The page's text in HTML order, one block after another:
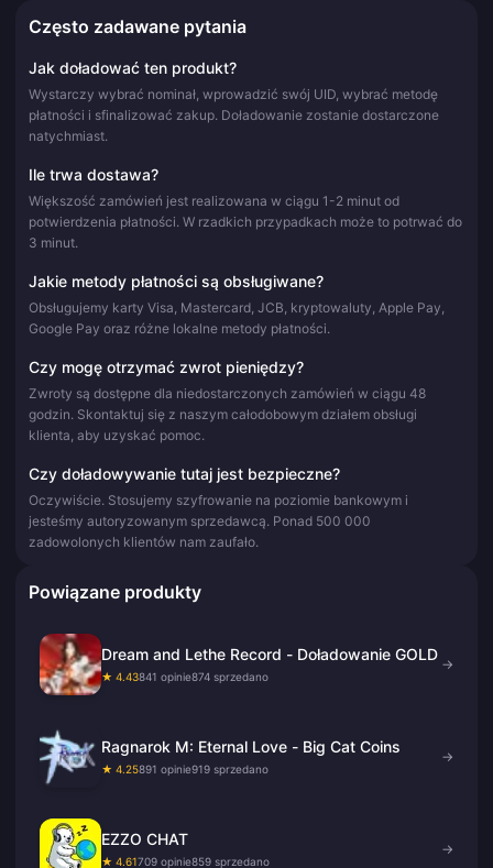
Często zadawane pytania
Jak doładować ten produkt?
Wystarczy wybrać nominał, wprowadzić swój UID, wybrać metodę
płatności i sfinalizować zakup. Doładowanie zostanie dostarczone
natychmiast.
Ile trwa dostawa?
Większość zamówień jest realizowana w ciągu 1-2 minut od
potwierdzenia płatności. W rzadkich przypadkach może to potrwać do
3 minut.
Jakie metody płatności są obsługiwane?
Obsługujemy karty Visa, Mastercard, JCB, kryptowaluty, Apple Pay,
Google Pay oraz różne lokalne metody płatności.
Czy mogę otrzymać zwrot pieniędzy?
Zwroty są dostępne dla niedostarczonych zamówień w ciągu 48
godzin. Skontaktuj się z naszym całodobowym działem obsługi
klienta, aby uzyskać pomoc.
Czy doładowywanie tutaj jest bezpieczne?
Oczywiście. Stosujemy szyfrowanie na poziomie bankowym i
jesteśmy autoryzowanym sprzedawcą. Ponad 500 000
zadowolonych klientów nam zaufało.
Powiązane produkty
Dream and Lethe Record - Doładowanie GOLD
★ 4.43841 opinie874 sprzedano
→
Ragnarok M: Eternal Love - Big Cat Coins
★ 4.25891 opinie919 sprzedano
→
EZZO CHAT
★ 4.61709 opinie859 sprzedano
→